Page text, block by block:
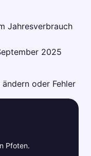
Jahresverbrauch
2025
oder Fehler
Pfoten.